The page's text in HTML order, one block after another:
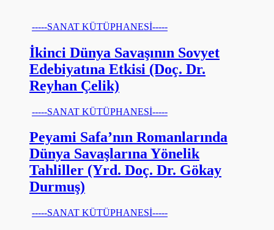
-----SANAT KÜTÜPHANESİ-----
İkinci Dünya Savaşının Sovyet
Edebiyatına Etkisi (Doç. Dr.
Reyhan Çelik)
-----SANAT KÜTÜPHANESİ-----
Peyami Safa’nın Romanlarında
Dünya Savaşlarına Yönelik
Tahliller (Yrd. Doç. Dr. Gökay
Durmuş)
-----SANAT KÜTÜPHANESİ-----